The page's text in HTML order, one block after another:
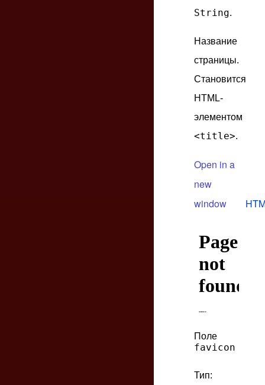
String.
Название
страницы.
Становится
HTML-
элементом
<title>.
Open in a
new
window
Поле
favicon
Тип: